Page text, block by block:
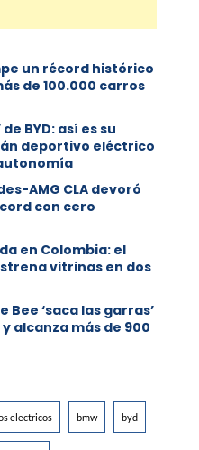
un récord histórico
de 100.000 carros
BYD: así es su
deportivo eléctrico
AMG CLA devoró
con cero
en Colombia: el
vitrinas en dos
Bee ‘saca las garras’
alcanza más de 900
electricos bmw byd